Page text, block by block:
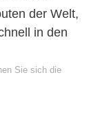
der Welt,
in den
Sie sich die